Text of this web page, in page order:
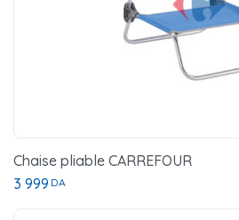
Chaise pliable CARREFOUR
3 999 DA